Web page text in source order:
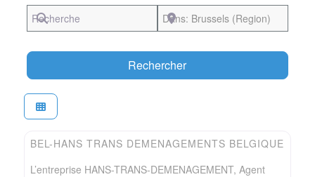
Recherche Près de
RechercherSearch
Easydem
BEL-HANS TRANS DEMENAGEMENTS BELGIQUE
L’entreprise HANS-TRANS-DEMENAGEMENT, Agent